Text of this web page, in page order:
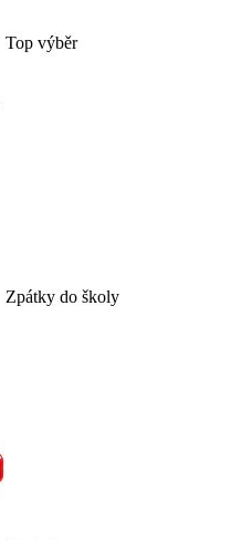
Top výběr
Zpátky do školy